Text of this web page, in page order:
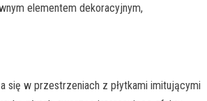
elementem dekoracyjnym,
się w przestrzeniach z płytkami imitującymi